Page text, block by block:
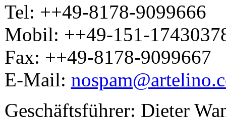
Tel: ++49-8178-9099666
Mobil: ++49-151-
Fax: ++49-8178-9099667
E-Mail:
Geschäftsführer: Dieter